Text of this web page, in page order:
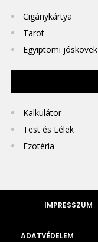
Cigánykártya
Tarot
Egyiptomi jóskövek
Kalkulátor
Test és Lélek
Ezotéria
IMPRESSZUM
ADATVÉDELEM